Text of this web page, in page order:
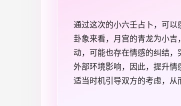
通过这次的小六壬占卜，可
卦象来看，月宫的青龙为小
动，可能也存在情感的纠结
外部环境影响，因此，提升
适当时机引导双方的考虑，从